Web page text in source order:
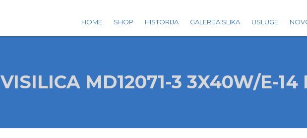
HOME SHOP HISTORIJA GALERIJA SLIKA USLUGE
VISILICA MD12071-3 3X40W/E-14